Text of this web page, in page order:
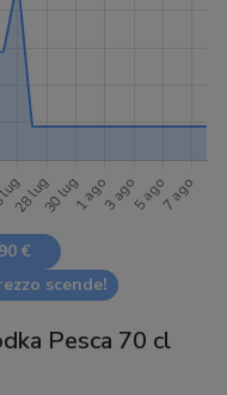
€
scende!
Pesca 70 cl